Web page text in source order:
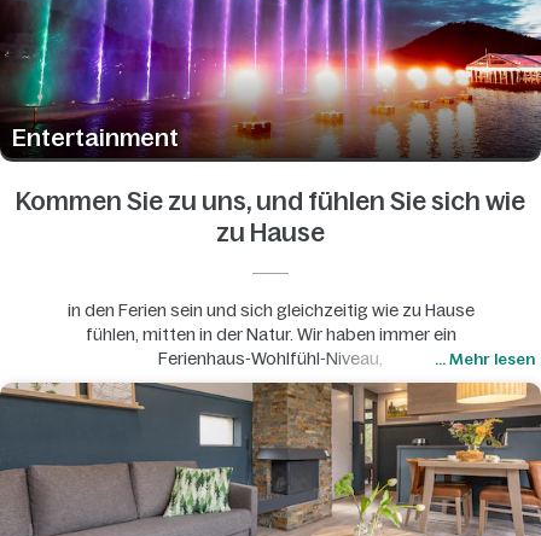
Entertainment
Kommen Sie zu uns, und fühlen Sie sich wie
zu Hause
in den Ferien sein und sich gleichzeitig wie zu Hause
fühlen, mitten in der Natur. Wir haben immer ein
Ferienhaus-Wohlfühl-Niveau,
das perfekt zu Ihren
Ferienplänen passt.
... Mehr lesen